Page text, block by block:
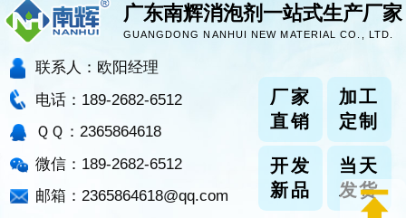
广东南辉消泡剂一站式生产厂家
GUANGDONG NANHUI NEW MATERIAL CO., LTD.
厂家
直销
加工
定制
开发
新品
当天
发货
联系人：欧阳经理
电话：189-2682-6512
ＱＱ：2365864618
微信：189-2682-6512
邮箱：2365864618@qq.com